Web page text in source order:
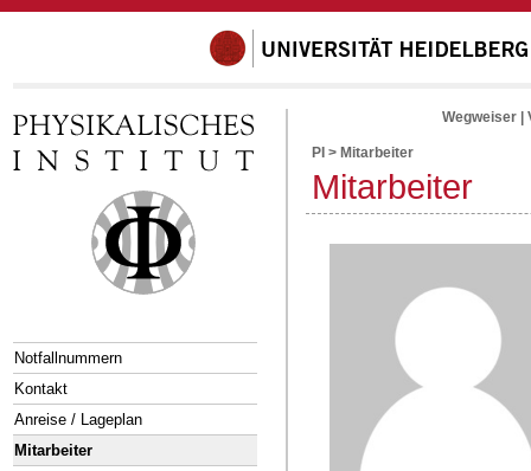
Notfallnummern
Kontakt
Anreise / Lageplan
Mitarbeiter
Wegweiser
PI > Mitarbeiter
Mitarbeiter